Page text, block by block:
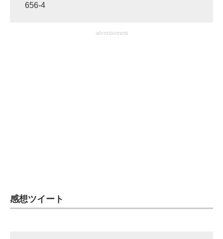
企業向けIT製品の総合サイト
ちょっと気になるネットの話題
656-4
advertisement
感想ツイート